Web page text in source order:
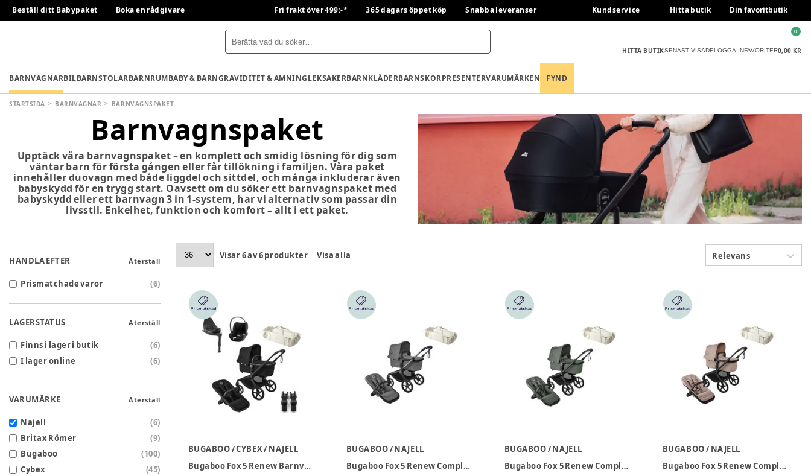
Beställ ditt Babypaket Boka en rådgivare Fri frakt över 499:-* 365 dagars öppet köp Snabba leveranser Kundservice Hitta butik Din favoritbutik
HITTA BUTIKSENAST VISADELOGGA INFAVORITER0,00 KR
0
BARNVAGNARBILBARNSTOLARBARNRUMBABY & BARNGRAVIDITET & AMNINGLEKSAKERBARNKLÄDERBARNSKORPRESENTERVARUMÄRKEN FYND
STARTSIDA BARNVAGNAR BARNVAGNSPAKET
Barnvagnspaket
Upptäck våra barnvagnspaket – en komplett och smidig lösning för dig som
väntar barn för första gången eller får tillökning i familjen. Våra paket
innehåller duovagn med både liggdel och sittdel, och många inkluderar även
babyskydd för en trygg start. Oavsett om du söker ett barnvagnspaket med
babyskydd eller ett barnvagn 3 in 1-system, har vi alternativ som passar din
livsstil. Enkelhet, funktion och komfort – allt i ett paket.
HANDLA EFTER Återställ
Prismatchade varor (6)
LAGERSTATUS Återställ
Finns i lager i butik (6)
I lager online
(6)
VARUMÄRKE Återställ
Najell (6)
Britax Römer
(9)
Bugaboo
(100)
Cybex
(45)
Visar6av6produkter Visa alla Relevans
BUGABOO / CYBEX / NAJELL
Bugaboo Fox 5 Renew Barnvagn - Black/Heritage Black + Cloud T + Bas T + Adapter + Sleepcarrier Vol 5 Oat Beige
BUGABOO / NAJELL
Bugaboo Fox 5 Renew Complete - Graphite/Moon Grey inkl. Sleepcarrier Vol 5 Oat Beige
BUGABOO / NAJELL
Bugaboo Fox 5 Renew Complete - Black/Forest Green inkl. Sleepcarrier Vol 5 Oat Beige
BUGABOO / NAJELL
Bugaboo Fox 5 Renew Complete - Black/Desert Taupe Melange inkl. Sleepcarrier Vol 5 Oat Beige